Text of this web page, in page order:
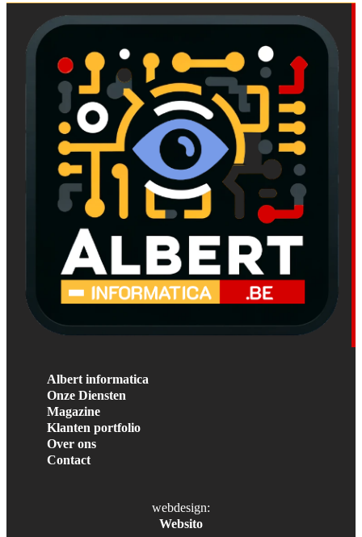
Albert informatica
Onze Diensten
Magazine
Klanten portfolio
Over ons
Contact
webdesign:
Websito